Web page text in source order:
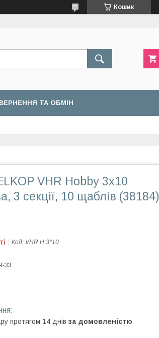
Кошик
ТА ОБМІН
VHR Hobby 3x10
3 секції, 10 щаблів (38184)
Код: VHR H 3*10
33
протягом 14 днів за домовленістю